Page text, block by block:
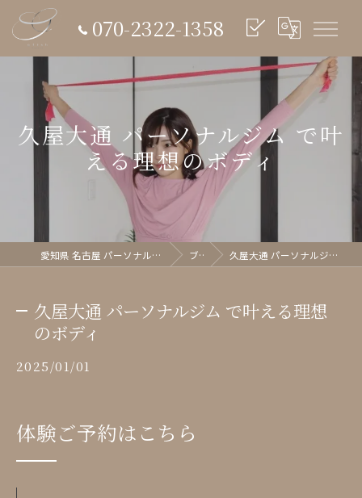
070-2322-1358
久屋大通 パーソナルジム で叶
える理想のボディ
愛知県 名古屋 パーソナルジム glish《グリッシュ》 ブログ 久屋大通 パーソナルジム で叶える理想のボディ
久屋大通 パーソナルジム で叶える理想
のボディ
2025/01/01
体験ご予約はこちら